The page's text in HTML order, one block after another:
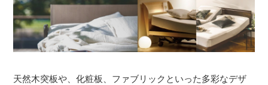
天然木突板や、化粧板、ファブリックといった多彩なデザ